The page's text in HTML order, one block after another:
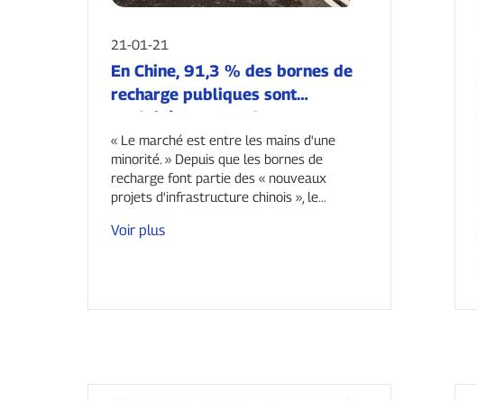
21-01-21
En Chine, 91,3 % des bornes de
recharge publiques sont
exploitées par seulement 9
opérateurs.
« Le marché est entre les mains d'une
minorité. » Depuis que les bornes de
recharge font partie des « nouveaux
projets d'infrastructure chinois », le...
Voir plus